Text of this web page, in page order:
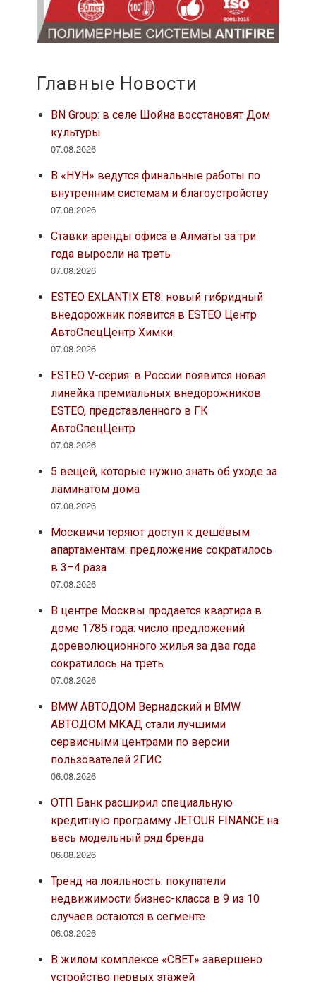
Главные Новости
BN Group: в селе Шойна восстановят Дом
культуры
07.08.2026
В «НУН» ведутся финальные работы по
внутренним системам и благоустройству
07.08.2026
Ставки аренды офиса в Алматы за три
года выросли на треть
07.08.2026
ESTEO EXLANTIX ET8: новый гибридный
внедорожник появится в ESTEO Центр
АвтоСпецЦентр Химки
07.08.2026
ESTEO V-серия: в России появится новая
линейка премиальных внедорожников
ESTEO, представленного в ГК
АвтоСпецЦентр
07.08.2026
5 вещей, которые нужно знать об уходе за
ламинатом дома
07.08.2026
Москвичи теряют доступ к дешёвым
апартаментам: предложение сократилось
в 3–4 раза
07.08.2026
В центре Москвы продается квартира в
доме 1785 года: число предложений
дореволюционного жилья за два года
сократилось на треть
07.08.2026
BMW АВТОДОМ Вернадский и BMW
АВТОДОМ МКАД стали лучшими
сервисными центрами по версии
пользователей 2ГИС
06.08.2026
ОТП Банк расширил специальную
кредитную программу JETOUR FINANCE на
весь модельный ряд бренда
06.08.2026
Тренд на лояльность: покупатели
недвижимости бизнес-класса в 9 из 10
случаев остаются в сегменте
06.08.2026
В жилом комплексе «СВЕТ» завершено
устройство первых этажей